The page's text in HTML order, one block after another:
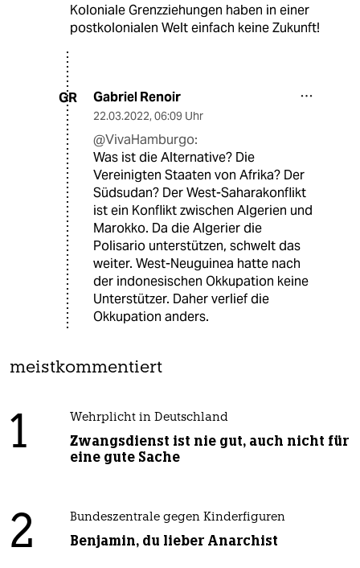
Koloniale Grenzziehungen haben in einer
postkolonialen Welt einfach keine Zukunft!
GR Gabriel Renoir
22.03.2022, 06:09 Uhr
@VivaHamburgo:
Was ist die Alternative? Die
Vereinigten Staaten von Afrika? Der
Südsudan? Der West-Saharakonflikt
ist ein Konflikt zwischen Algerien und
Marokko. Da die Algerier die
Polisario unterstützen, schwelt das
weiter. West-Neuguinea hatte nach
der indonesischen Okkupation keine
Unterstützer. Daher verlief die
Okkupation anders.
meistkommentiert
1 Wehrplicht in Deutschland
Zwangsdienst ist nie gut, auch nicht für
eine gute Sache
2 Bundeszentrale gegen Kinderfiguren
Benjamin, du lieber Anarchist